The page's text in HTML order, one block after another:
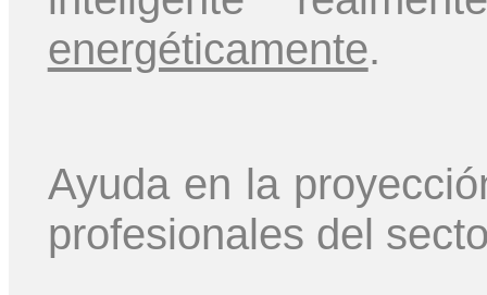
energéticamente.
Ayuda en la
profesionales del